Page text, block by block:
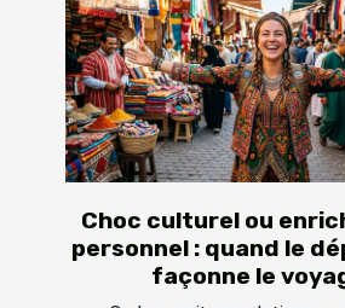
Choc culturel ou
personnel : quand le
façonne le